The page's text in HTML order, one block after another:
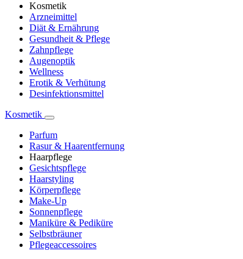
Kosmetik
Arzneimittel
Diät & Ernährung
Gesundheit & Pflege
Zahnpflege
Augenoptik
Wellness
Erotik & Verhütung
Desinfektionsmittel
Kosmetik
Parfum
Rasur & Haarentfernung
Haarpflege
Gesichtspflege
Haarstyling
Körperpflege
Make-Up
Sonnenpflege
Maniküre & Pediküre
Selbstbräuner
Pflegeaccessoires